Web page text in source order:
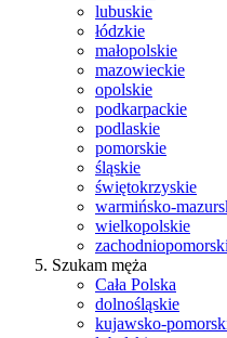
lubuskie
łódzkie
małopolskie
mazowieckie
opolskie
podkarpackie
podlaskie
pomorskie
śląskie
świętokrzyskie
warmińsko-
wielkopolskie
Szukam męża
Cała Polska
dolnośląskie
kujawsko-